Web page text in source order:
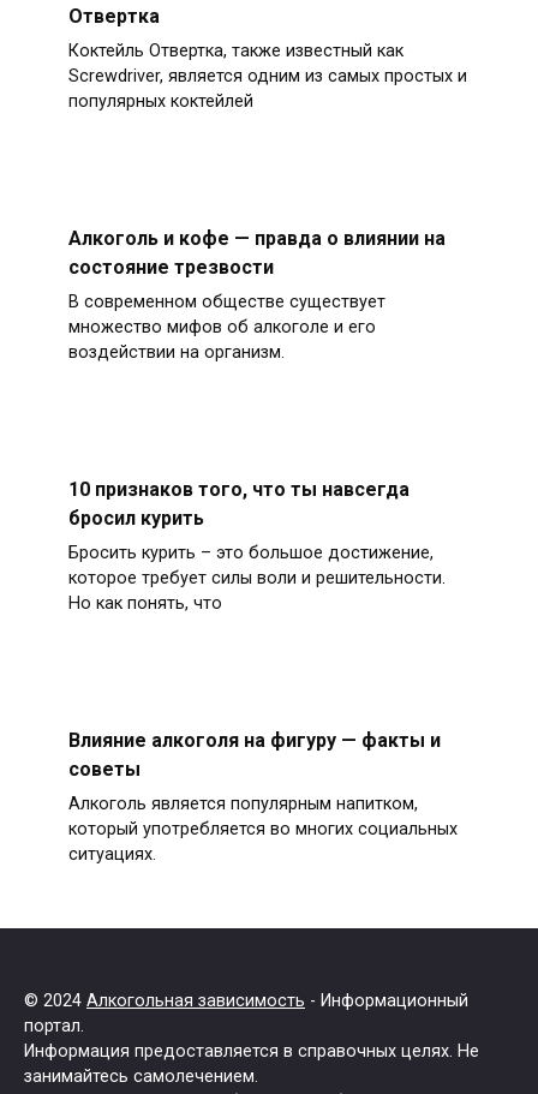
Отвертка
Коктейль Отвертка, также известный как
Screwdriver, является одним из самых простых и
популярных коктейлей
Алкоголь и кофе — правда о влиянии на
состояние трезвости
В современном обществе существует
множество мифов об алкоголе и его
воздействии на организм.
10 признаков того, что ты навсегда
бросил курить
Бросить курить – это большое достижение,
которое требует силы воли и решительности.
Но как понять, что
Влияние алкоголя на фигуру — факты и
советы
Алкоголь является популярным напитком,
который употребляется во многих социальных
ситуациях.
© 2024 Алкогольная зависимость - Информационный
портал.
Информация предоставляется в справочных целях. Не
занимайтесь самолечением.